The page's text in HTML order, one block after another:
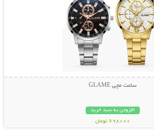
ساعت مچی GLAME
افزودن به سبد خرید
698000 تومان
نمایش توضیحات بیشتر